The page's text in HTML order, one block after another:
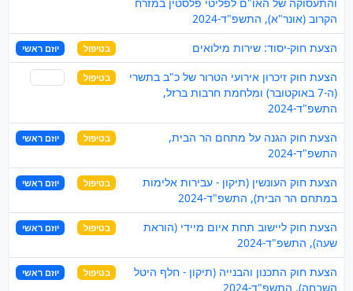
הקרוב (אונר"א), התשפ"ד-2024
הצעת חוק-יסוד: שירות מילואים
בטיפול יוזם ראשי
הצעת חוק זיכרון אירועי הטרור של כ"ב בתשרי
(ה-7 באוקטובר) ומלחמת חרבות ברזל,
התשפ"ד-2024
בטיפול
הצעת חוק הגנה על מתחם הר הבית,
התשפ"ד-2024
בטיפול יוזם ראשי
הצעת חוק העונשין (תיקון - עבירות אלימות
במתחם הר הבית), התשפ"ד-2024
בטיפול יוזם ראשי
הצעת חוק ליישוב תחת איום מיידי (הוראת
שעה), התשפ"ד-2024
בטיפול יוזם ראשי
הצעת חוק התכנון והבנייה (תיקון - חלף היטל
השבחה), התשפ"ד-2024
בטיפול יוזם ראשי